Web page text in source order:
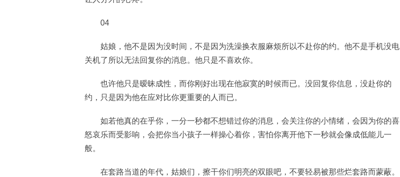
04
姑娘，他不是因为没时间，不是因为洗澡换衣服麻烦所以不赴你的约。他不是手机没电
关机了所以无法回复你的消息。他只是不喜欢你。
也许他只是暧昧成性，而你刚好出现在他寂寞的时候而已。没回复你信息，没赴你的
约，只是因为他在应对比你更重要的人而已。
如若他真的在乎你，一分一秒都不想错过你的消息，会关注你的小情绪，会因为你的喜
怒哀乐而受影响，会把你当小孩子一样操心着你，害怕你离开他下一秒就会像成低能儿一
般。
在套路当道的年代，姑娘们，擦干你们明亮的双眼吧，不要轻易被那些烂套路而蒙蔽。